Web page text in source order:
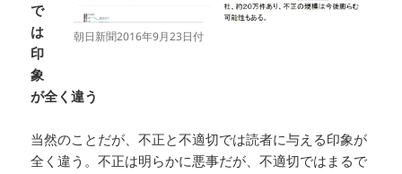
朝日新聞2016年9月23日付
で
は
印
象
が全く違う
当然のことだが、不正と不適切では読者に与える印象が
全く違う。不正は明らかに悪事だが、不適切ではまるで